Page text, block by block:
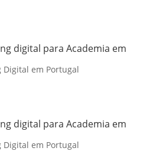
digital para Academia em
em Portugal
digital para Academia em
em Portugal